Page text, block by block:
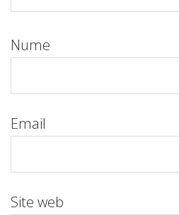
Nume
Email
Site web